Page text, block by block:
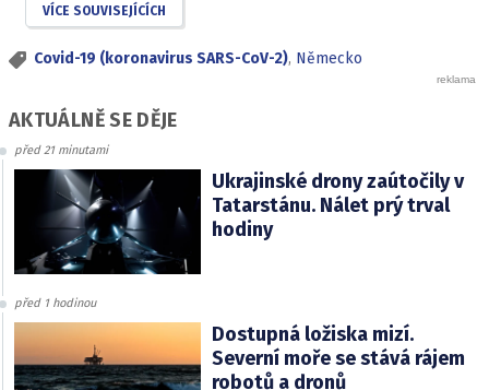
VÍCE SOUVISEJÍCÍCH
Covid-19 (koronavirus SARS-CoV-2), Německo
AKTUÁLNĚ SE DĚJE
před 21 minutami
Ukrajinské drony zaútočily v
Tatarstánu. Nálet prý trval
hodiny
před 1 hodinou
Dostupná ložiska mizí.
Severní moře se stává rájem
robotů a dronů